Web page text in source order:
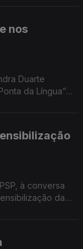
nos
Duarte
da Língua” -
à conversa
da